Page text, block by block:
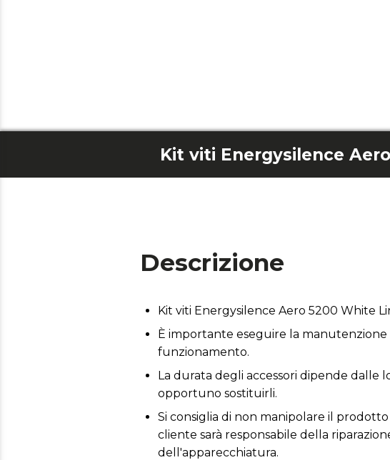
Descrizione
Kit viti Energysilence Aero 5200 White
È importante eseguire la
funzionamento.
La durata degli accessori dipende dalle
opportuno sostituirli.
Si consiglia di non manipolare il
cliente sarà responsabile della
dell'apparecchiatura.